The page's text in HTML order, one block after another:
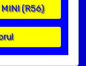
(R56)